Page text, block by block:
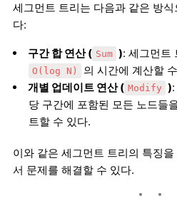
세그먼트 트리는 다음과 같은 방
다:
구간 합 연산 ( Sum ): 세그먼트
O(log N)
의 시간에 계산할
개별 업데이트 연산 ( Modify )
당 구간에 포함된 모든 노드들
트할 수 있다.
이와 같은 세그먼트 트리의 특징
서 문제를 해결할 수 있다.